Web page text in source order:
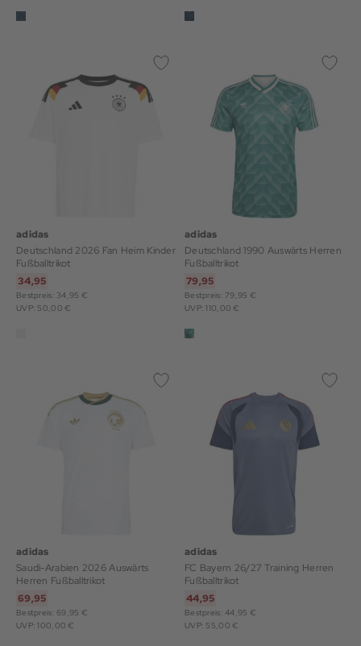
adidas
Deutschland 2026 Fan Heim Kinder
Fußballtrikot
34,95
Bestpreis: 34,95 €
UVP: 50,00 €
adidas
Deutschland 1990 Auswärts Herren
Fußballtrikot
79,95
Bestpreis: 79,95 €
UVP: 110,00 €
adidas
Saudi-Arabien 2026 Auswärts
Herren Fußballtrikot
69,95
Bestpreis: 69,95 €
UVP: 100,00 €
adidas
FC Bayern 26/27 Training Herren
Fußballtrikot
44,95
Bestpreis: 44,95 €
UVP: 55,00 €